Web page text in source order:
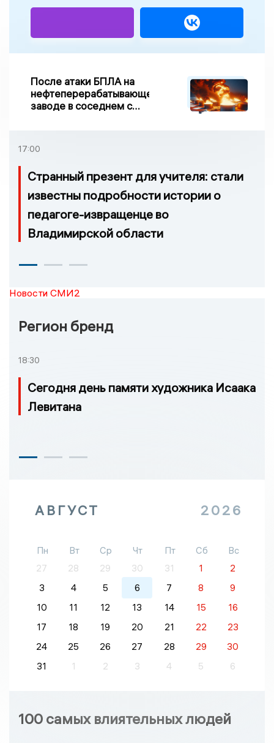
После атаки БПЛА на
нефтеперерабатывающем
заводе в соседнем с
возгорание
17:00
Странный презент для учителя: стали
известны подробности истории о
педагоге-извращенце во
Владимирской области
Новости СМИ2
Регион бренд
18:30
Сегодня день памяти художника Исаака
Левитана
АВГУСТ 2026
Пн Вт Ср Чт Пт Сб
Вс
27
28 29 30 31 1
2
3
4 5 6 7 8
9
10
11 12 13 14 15
16
17
18 19 20 21 22
23
24
25 26 27 28 29
30
31
1 2 3 4 5 6
100 самых влиятельных людей